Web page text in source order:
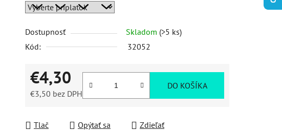
z
hviezdičiek.
Dostupnosť Skladom (>5 ks)
Kód:
32052
€4,30
€3,50 bez DPH
DO KOŠÍKA
Tlač Opýtať sa Zdieľať